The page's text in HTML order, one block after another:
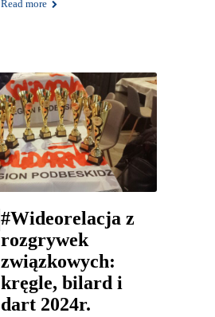
Read more
#Wideorelacja z
rozgrywek
związkowych:
kręgle, bilard i
dart 2024r.